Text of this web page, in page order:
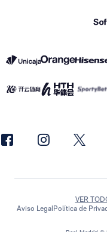
VER
Aviso LegalPolítica de